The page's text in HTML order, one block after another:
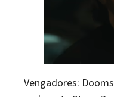
Vengadores: